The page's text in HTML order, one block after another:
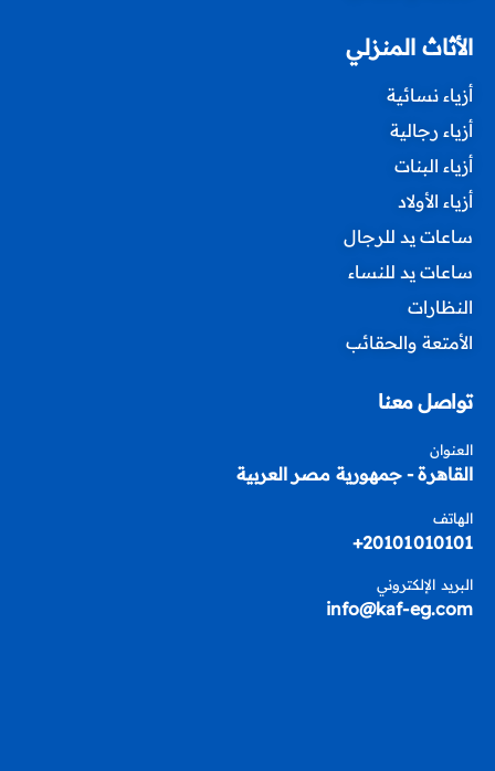
الأثاث المنزلي
أزياء نسائية
أزياء رجالية
أزياء البنات
أزياء الأولاد
ساعات يد للرجال
ساعات يد للنساء
النظارات
الأمتعة والحقائب
تواصل معنا
العنوان
القاهرة - جمهورية مصر العربية
الهاتف
20101010101+
البريد الإلكتروني
info@kaf-eg.com